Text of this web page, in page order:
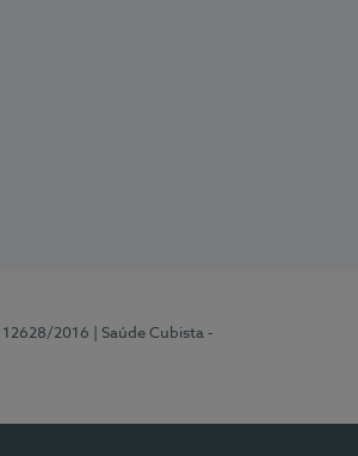
12628/2016
| Saúde Cubista -